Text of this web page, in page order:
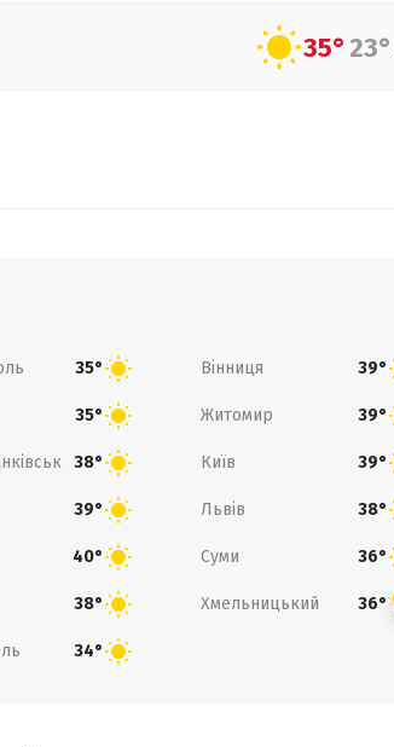
35°23°
35° Вінниця 39°
35° Житомир 39°
38° Київ 39°
39° Львів 38°
40° Суми 36°
38° Хмельницький 36°
34°